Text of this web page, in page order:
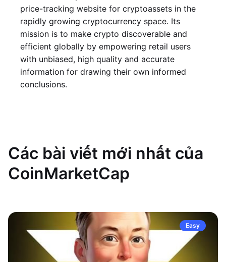
price-tracking website for cryptoassets in the
rapidly growing cryptocurrency space. Its
mission is to make crypto discoverable and
efficient globally by empowering retail users
with unbiased, high quality and accurate
information for drawing their own informed
conclusions.
Các bài viết mới nhất của
CoinMarketCap
Easy